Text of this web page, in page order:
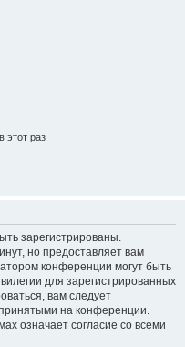
этот раз
зарегистрированы.
но предоставляет вам
конференции могут быть
для зарегистрированных
вам следует
на конференции.
означает согласие со всеми